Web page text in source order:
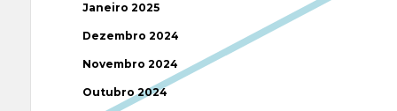
Janeiro 2025
Dezembro 2024
Novembro 2024
Outubro 2024